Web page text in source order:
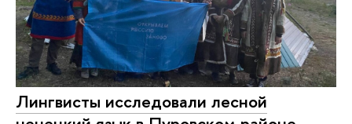
Лингвисты исследовали лесной